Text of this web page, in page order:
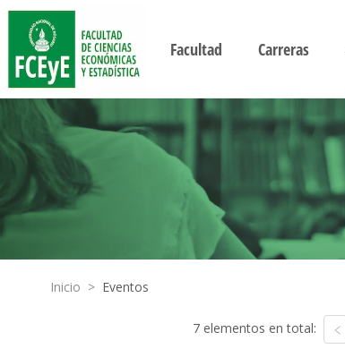
Facultad Carreras
Inicio > Eventos
7 elementos en total: